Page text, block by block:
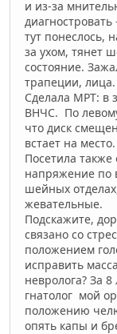
и из-за
тут понеслось,
за ухом, тянет
состояние.
трапеции, лица.
Сделала МРТ: в
ВНЧС. По левому
что диск
встает на
Посетила
напряжение по
шейных
жевательные.
Подскажите,
связано со
положением
исправить
невролога? За
гнатолог мой
положению
опять капы и